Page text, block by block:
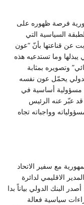
فرصة ظهوره على
السياسية التي
عن قناعتها بأنّ “عون
يبذلها وما ‏تستدعيه هذه
وتصويره بمثابة
يحمّل عون نفسه
أساسية في
قد ‏عبّر عنه الرئيس
وواجباته تجاه
مع سفير الاتحاد
الاقليمي لدائرة
البنك الدولي بياناً بدا
‏سياسية فعالة